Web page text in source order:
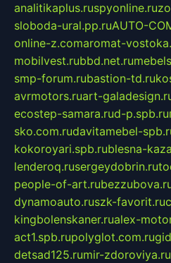
analitikaplus.ruspyonline.ru
sloboda-ural.pp.ruAUTO-
online-z.comaromat-
mobilvest.rubbd.net.ru
smp-forum.rubastion-td.ru
avrmotors.ruart-
ecostep-samara.rud-p.spb.ru
sko.com.rudavitamebel-
kokoroyari.spb.rublesna-
lenderoq.rusergeydobrin.ru
people-of-art.ru
dynamoauto.ruszk-favorit.ru
kingbolenskaner.rualex-
act1.spb.rupolyglot.com.ru
detsad125.rumir-zdoroviya.ru